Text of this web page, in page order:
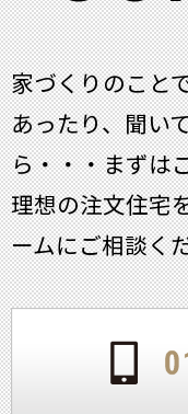
家づくりのこと
あったり、聞い
ら・・・まずは
理想の注文住宅
ームにご相談く